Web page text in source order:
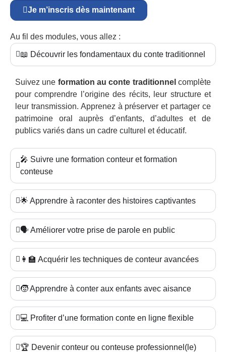
Je m’inscris dès maintenant
Au fil des modules, vous allez :
📖 Découvrir les fondamentaux du conte traditionnel
Suivez une formation au conte traditionnel complète
pour comprendre l’origine des récits, leur structure et
leur transmission. Apprenez à préserver et partager ce
patrimoine oral auprès d’enfants, d’adultes et de
publics variés dans un cadre culturel et éducatif.
🎤 Suivre une formation conteur et formation
conteuse
🌟 Apprendre à raconter des histoires captivantes
🗣️ Améliorer votre prise de parole en public
👩‍🏫 Acquérir les techniques de conteur avancées
🧒 Apprendre à conter aux enfants avec aisance
💻 Profiter d’une formation conte en ligne flexible
🏆 Devenir conteur ou conteuse professionnel(le)